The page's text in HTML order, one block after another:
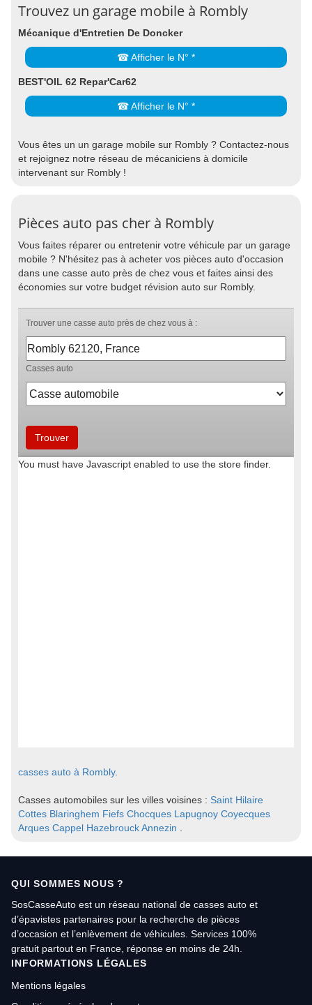
Trouvez un garage mobile à Rombly
Mécanique d'Entretien De Doncker
☎ Afficher le N° *
BEST'OIL 62 Repar'Car62
☎ Afficher le N° *
Vous êtes un un garage mobile sur Rombly ? Contactez-nous
et rejoignez notre réseau de mécaniciens à domicile
intervenant sur Rombly !
Pièces auto pas cher à Rombly
Vous faites réparer ou entretenir votre véhicule par un garage
mobile ? N'hésitez pas à acheter vos pièces auto d'occasion
dans une casse auto près de chez vous et faites ainsi des
économies sur votre budget révision auto sur Rombly.
casses auto à Rombly.
Casses automobiles sur les villes voisines : Saint Hilaire
Cottes Blaringhem Fiefs Chocques Lapugnoy Coyecques
Arques Cappel HazebrouckAnnezin
QUI SOMMES NOUS ?
SosCasseAuto est un réseau national de casses auto et
d’épavistes partenaires pour la recherche de pièces
d’occasion et l’enlèvement de véhicules. Services 100%
gratuit partout en France, réponse en moins de 24h.
INFORMATIONS LÉGALES
Mentions légales